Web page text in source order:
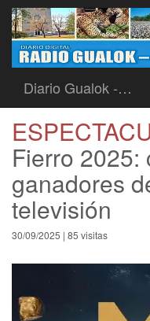
Diario Gualok -…
Fierro 2025:
ganadores
televisión
30/09/2025 | 85 visitas